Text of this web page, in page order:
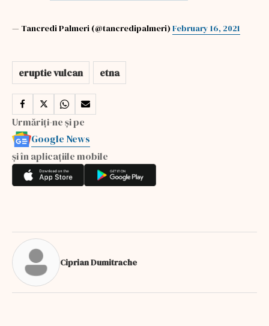
— Tancredi Palmeri (@tancredipalmeri)February 16, 2021
eruptie vulcan etna
Urmăriți-ne și pe
Google News
și în aplicațiile mobile
Ciprian Dumitrache